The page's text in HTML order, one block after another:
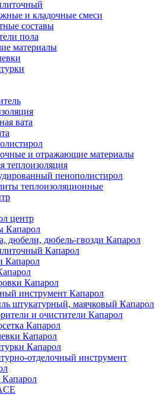
и кладочные смеси
составы
пола
материалы
вата
и отражающие материалы
теплоизоляция
пенополистирол
теплоизоляционные
центр
Капарол
дюбели, дюбель-гвозди Капарол
Капарол
Капарол
Капарол
инструмент Капарол
штукатурный, маячковый Капарол
и очистители Капарол
Капарол
Капарол
Капарол
отделочный инструмент